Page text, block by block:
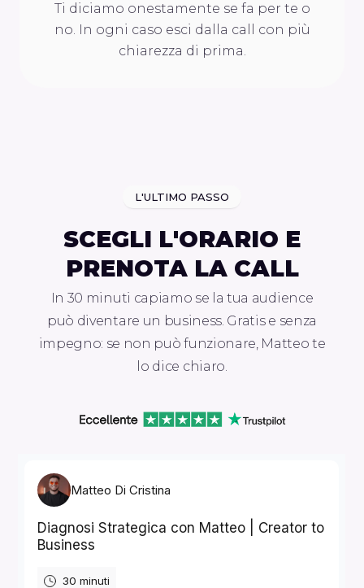
Ti diciamo onestamente se fa per te o
no. In ogni caso esci dalla call con più
chiarezza di prima.
L'ULTIMO PASSO
SCEGLI L'ORARIO E
PRENOTA LA CALL
In 30 minuti capiamo se la tua audience
può diventare un business. Gratis e senza
impegno: se non può funzionare, Matteo te
lo dice chiaro.